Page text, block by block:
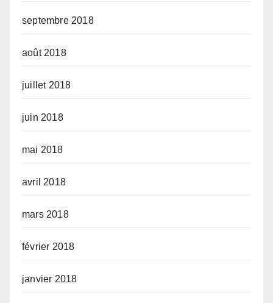
septembre 2018
août 2018
juillet 2018
juin 2018
mai 2018
avril 2018
mars 2018
février 2018
janvier 2018